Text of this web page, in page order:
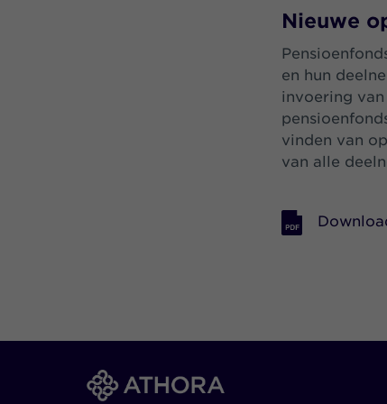
Nieuwe
en hun
invoering
vinden van
van alle